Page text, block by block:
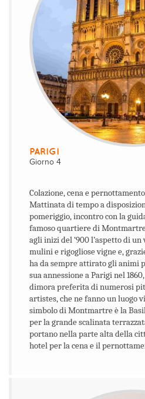
PARIGI
Giorno 4
Colazione, cena e
Mattinata di tempo a
pomeriggio, incontro con la
famoso quartiere di
agli inizi del ‘900 l’aspetto di
mulini e rigogliose vigne e,
ha da sempre attirato gli animi
sua annessione a Parigi nel
dimora preferita di numerosi
artistes, che ne fanno un luogo
simbolo di Montmartre è la
per la grande scalinata
portano nella parte alta della
hotel per la cena e il